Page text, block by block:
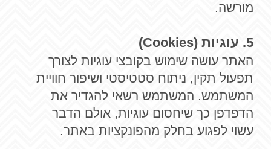
מורשה.
5. עוגיות (Cookies)
האתר עושה שימוש בקובצי עוגיות לצורך
תפעול תקין, ניתוח סטטיסטי ושיפור חוויית
המשתמש. המשתמש רשאי להגדיר את
הדפדפן כך שיחסום עוגיות, אולם הדבר
עשוי לפגוע בחלק מהפונקציות באתר.